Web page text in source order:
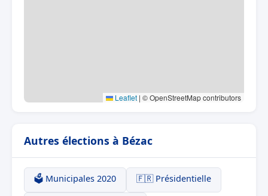
Leaflet | © OpenStreetMap contributors
Autres élections à Bézac
🗳️ Municipales 2020 🇫🇷 Présidentielle